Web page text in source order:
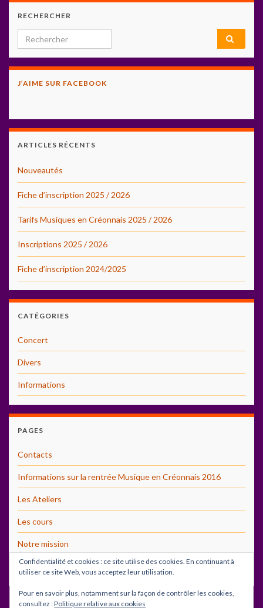
RECHERCHER
Search for:
J’AIME SUR FACEBOOK
ARTICLES RÉCENTS
Nouveautés
Fiche d’inscription 2025 / 2026
Tarifs Musiques en Créonnais 2025 / 2026
Inscriptions 2025 / 2026
Fiche d’inscription 2024/2025
CATÉGORIES
Concert
Divers
Informations
PAGES
Contacts
Informations sur la rentrée Musique en Créonnais 2016
Les Ateliers
Les cours
Notre mission
Photos
Confidentialité et cookies : ce site utilise des cookies. En continuant à
utiliser ce site Web, vous acceptez leur utilisation.
Pour en savoir plus, notamment sur la façon de contrôler les cookies,
consultez :Politique relative aux cookies